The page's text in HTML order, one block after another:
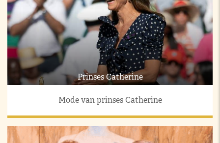
Prinses Catherine
Mode van prinses Catherine